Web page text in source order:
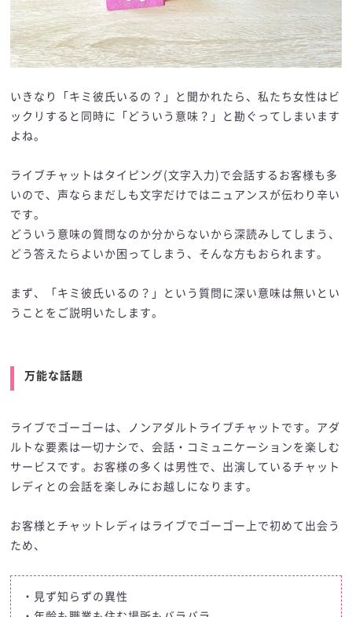
いきなり「キミ彼氏いるの？」と聞かれたら、私たち女性はビ
ックリすると同時に「どういう意味？」と勘ぐってしまいます
よね。
ライブチャットはタイピング(文字入力)で会話するお客様も多
いので、声ならまだしも文字だけではニュアンスが伝わり辛い
です。
どういう意味の質問なのか分からないから深読みしてしまう、
どう答えたらよいか困ってしまう、そんな方もおられます。
まず、「キミ彼氏いるの？」という質問に深い意味は無いとい
うことをご説明いたします。
万能な話題
ライブでゴーゴーは、ノンアダルトライブチャットです。アダ
ルトな要素は一切ナシで、会話・コミュニケーションを楽しむ
サービスです。お客様の多くは男性で、出演しているチャット
レディとの会話を楽しみにお越しになります。
お客様とチャットレディはライブでゴーゴー上で初めて出会う
ため、
・見ず知らずの異性